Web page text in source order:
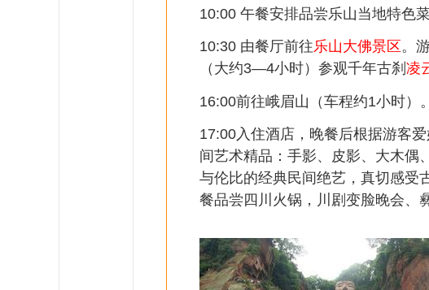
10:00 午餐安排品尝乐山当地特色
10:30 由餐厅前往乐山大佛景区 。
（大约3—4小时）参观千年古刹 凌
16:00前往峨眉山（车程约1小时）。
17:00入住酒店，晚餐后根据游客
间艺术精品：手影、皮影、大木偶
与伦比的经典民间绝艺，真切感受
餐品尝四川火锅，川剧变脸晚会、